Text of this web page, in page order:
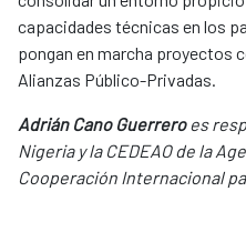
capacidades técnicas en los
pongan en marcha proyectos
Alianzas Público-Privadas.
Adrián Cano Guerreroes
Nigeria y la CEDEAO de la
Cooperación Internacional